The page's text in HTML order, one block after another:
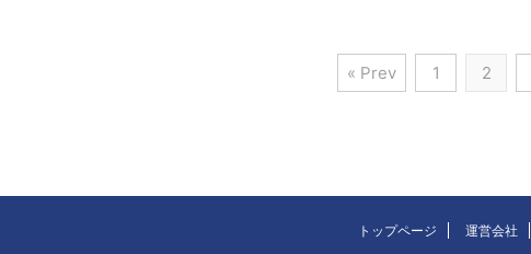
« Prev 1 2
トップページ 運営会社